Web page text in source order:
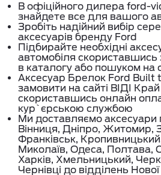
В офіційного дилера ford-
знайдете все для вашого
Зробіть надійний вибір
аксесуарів бренду Ford
Підбирайте необхідні
автомобіля
в каталогу або пошуком на
Аксесуар Брелок Ford
замовити на сайті ВІДІ
скориставшись онлайн
кур`єрською службою
Ми доставляємо аксесуари
Вінниця, Дніпро, Житомир,
Франківськ,
Миколаїв, Одеса, Полтава,
Харків, Хмельницький,
Чернівці до відділень